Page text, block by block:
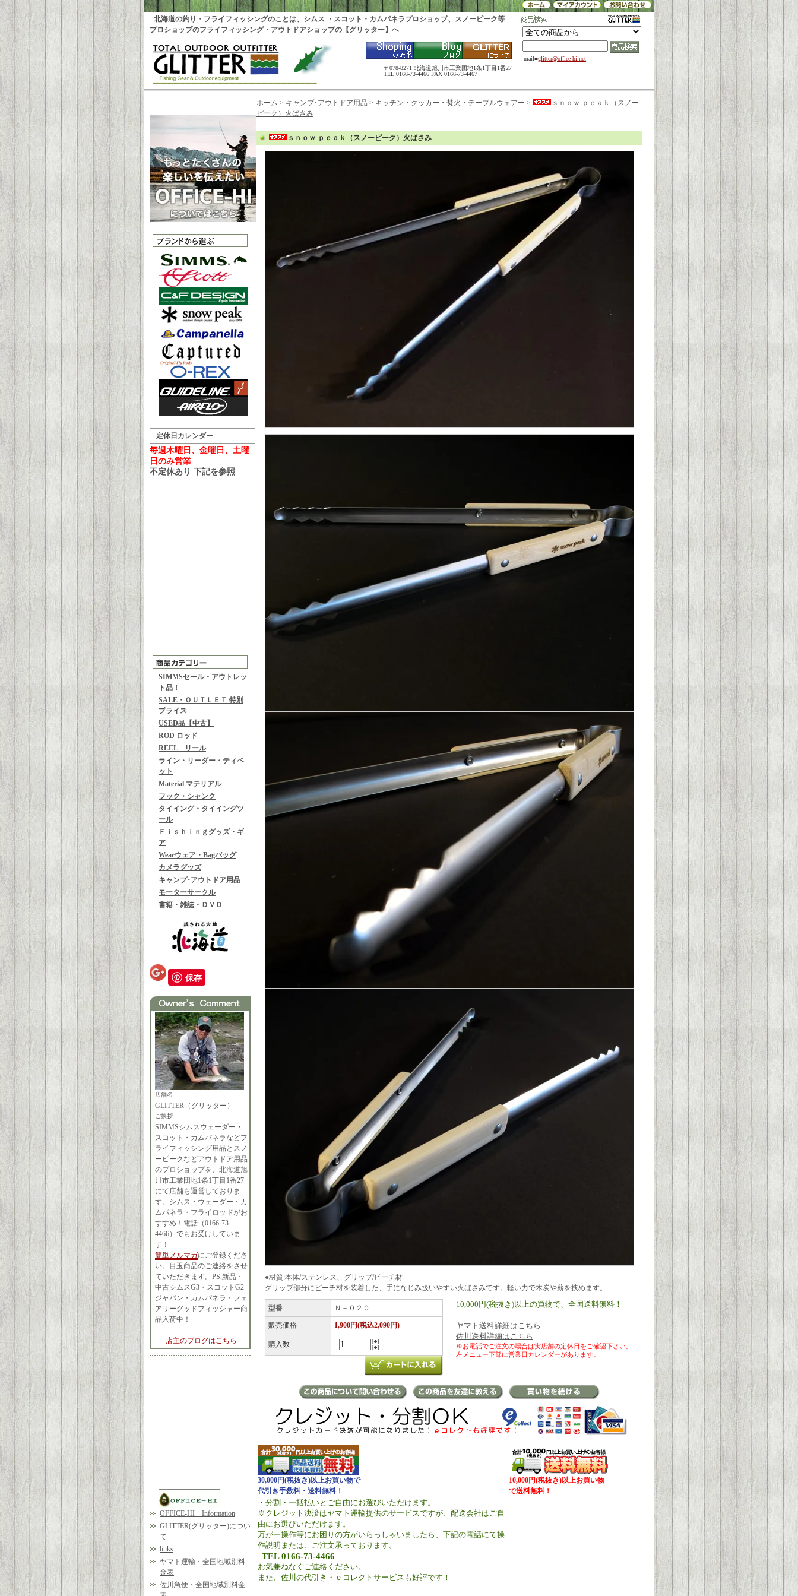
mail■glitter@office-hi.net
北海道の釣り・フライフィッシングのことは、シムス ・スコット・カムパネラプロショップ、スノーピーク等
プロショップのフライフィッシング・アウトドアショップの【グリッター】へ
〒078-8271 北海道旭川市工業団地1条1丁目1番27
TEL 0166-73-4466 FAX 0166-73-4467
定休日カレンダー
毎週木曜日、金曜日、土曜
日のみ営業
不定休あり 下記を参照
SIMMSセール・アウトレッ
ト品！
SALE・ＯＵＴＬＥＴ 特別
プライス
USED品【中古】
ROD ロッド
REEL リール
ライン・リーダー・ティペ
ット
Material マテリアル
フック・シャンク
タイイング・タイイングツ
ール
Ｆｉｓｈｉｎｇグッズ・ギ
ア
Wearウェア・Bagバッグ
カメラグッズ
キャンプ･アウトドア用品
モーターサークル
書籍・雑誌・ＤＶＤ
保存
店舗名
GLITTER（グリッター）
ご挨拶
SIMMSシムスウェーダー・
スコット・カムパネラなどフ
ライフィッシング用品とスノ
ーピークなどアウトドア用品
のプロショップを、北海道旭
川市工業団地1条1丁目1番27
にて店舗も運営しておりま
す。シムス・ウェーダー・カ
ムパネラ・フライロッドがお
すすめ！電話（0166-73-
4466）でもお受けしていま
す！
簡単メルマガにご登録くださ
い。目玉商品のご連絡をさせ
ていただきます。PS,新品・
中古シムスG3・スコットG2
ジャパン・カムパネラ・フェ
アリーグッドフィッシャー商
品入荷中！
店主のブログはこちら
OFFICE-HI Information
GLITTER(グリッター)につい
て
links
ヤマト運輸・全国地域別料
金表
佐川急便・全国地域別料金
ホーム > キャンプ･アウトドア用品 > キッチン・クッカー・焚火・テーブルウェアー >
ｓｎｏｗ ｐｅａｋ（スノー
ピーク）火ばさみ
ｓｎｏｗ ｐｅａｋ（スノーピーク）火ばさみ
●材質:本体/ステンレス、グリップ/ピーチ材
グリップ部分にピーチ材を装着した、手になじみ扱いやすい火ばさみです。軽い力で木炭や薪を挟めます。
型番 Ｎ－０２０
販売価格 1,900円(税込2,090円)
購入数
10,000円(税抜き)以上の買物で、全国送料無料！
ヤマト送料詳細はこちら
佐川送料詳細はこちら
※お電話でご注文の場合は実店舗の定休日をご確認下さい。
左メニュー下部に営業日カレンダーがあります。
30,000円(税抜き)以上お買い物で
代引き手数料・送料無料！
10,000円(税抜き)以上お買い物
で送料無料！
・分割・一括払いとご自由にお選びいただけます。
※クレジット決済はヤマト運輸提供のサービスですが、配送会社はご自
由にお選びいただけます。
万が一操作等にお困りの方がいらっしゃいましたら、下記の電話にて操
作説明または、ご注文承っております。
TEL 0166-73-4466
お気兼ねなくご連絡ください。
また、佐川の代引き・ｅコレクトサービスも好評です！